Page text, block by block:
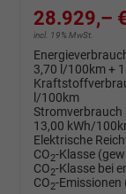
28.929,–
incl. 19% MwSt.
3,70 l/100km +
l/100km
Stromverbrauch
13,00 kWh/
Elektrische
CO2-Klasse
CO2-Klasse bei
CO2-